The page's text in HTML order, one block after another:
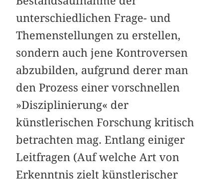
unterschiedlichen Frage- und
Themenstellungen zu erstellen,
sondern auch jene Kontroversen
abzubilden, aufgrund derer man
den Prozess einer vorschnellen
»Disziplinierung« der
künstlerischen Forschung kritisch
betrachten mag. Entlang einiger
Leitfragen (Auf welche Art von
Erkenntnis zielt künstlerischer